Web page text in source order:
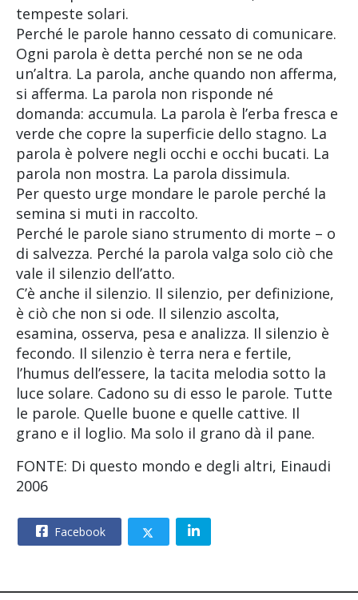
tempeste solari.
Perché le parole hanno cessato di comunicare.
Ogni parola è detta perché non se ne oda
un’altra. La parola, anche quando non afferma,
si afferma. La parola non risponde né
domanda: accumula. La parola è l’erba fresca e
verde che copre la superficie dello stagno. La
parola è polvere negli occhi e occhi bucati. La
parola non mostra. La parola dissimula.
Per questo urge mondare le parole perché la
semina si muti in raccolto.
Perché le parole siano strumento di morte – o
di salvezza. Perché la parola valga solo ciò che
vale il silenzio dell’atto.
C’è anche il silenzio. Il silenzio, per definizione,
è ciò che non si ode. Il silenzio ascolta,
esamina, osserva, pesa e analizza. Il silenzio è
fecondo. Il silenzio è terra nera e fertile,
l’humus dell’essere, la tacita melodia sotto la
luce solare. Cadono su di esso le parole. Tutte
le parole. Quelle buone e quelle cattive. Il
grano e il loglio. Ma solo il grano dà il pane.
FONTE: Di questo mondo e degli altri, Einaudi
2006
Facebook